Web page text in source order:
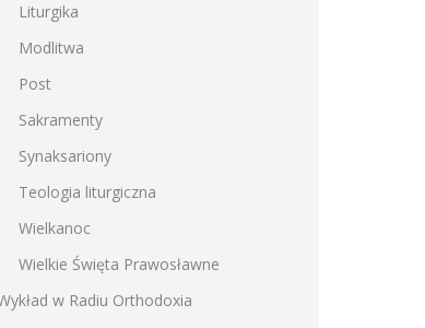
Liturgika
Modlitwa
Post
Sakramenty
Synaksariony
Teologia liturgiczna
Wielkanoc
Wielkie Święta Prawosławne
w Radiu Orthodoxia